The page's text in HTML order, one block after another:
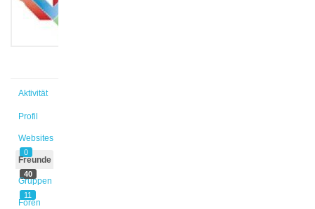
Aktivität
Profil
Websites
0
Freunde
40
Gruppen
11
Foren